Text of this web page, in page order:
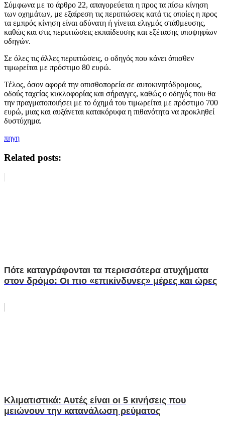
Σύμφωνα με το άρθρο 22, απαγορεύεται η προς τα πίσω κίνηση
των οχημάτων, με εξαίρεση τις περιπτώσεις κατά τις οποίες η προς
τα εμπρός κίνηση είναι αδύνατη ή γίνεται ελιγμός στάθμευσης,
καθώς και στις περιπτώσεις εκπαίδευσης και εξέτασης υποψηφίων
οδηγών.
Σε όλες τις άλλες περιπτώσεις, ο οδηγός που κάνει όπισθεν
τιμωρείται με πρόστιμο 80 ευρώ.
Τέλος, όσον αφορά την οπισθοπορεία σε αυτοκινητόδρομους,
οδούς ταχείας κυκλοφορίας και σήραγγες, καθώς ο οδηγός που θα
την πραγματοποιήσει με το όχημά του τιμωρείται με πρόστιμο 700
ευρώ, μιας και αυξάνεται κατακόρυφα η πιθανότητα να προκληθεί
δυστύχημα.
πηγη
Related posts:
Πότε καταγράφονται τα περισσότερα ατυχήματα
στον δρόμο: Οι πιο «επικίνδυνες» μέρες και ώρες
Κλιματιστικά: Αυτές είναι οι 5 κινήσεις που
μειώνουν την κατανάλωση ρεύματος